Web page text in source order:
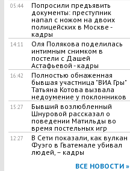
05:44
Попросили предъявить
документы: преступник
напал с ножом на двоих
полицейских в Москве -
кадры
14:11
Оля Полякова поделилась
интимным снимком в
постели с Дашей
Астафьевой - кадры
16:42
Полностью обнаженная
бывшая участница "ВИА Гры"
Татьяна Котова вызвала
недоумение у поклонников
15:27
Бывший возлюбленный
Шнуровой рассказал о
поведении Матильды во
время постельных игр
12:27
В Сети показали, как вулкан
Фуэго в Гватемале убивал
людей, – кадры
ВСЕ НОВОСТИ »